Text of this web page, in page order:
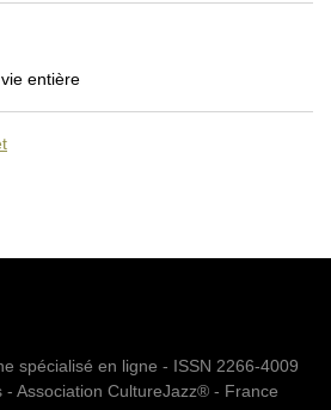
entière
spécialisé en ligne - ISSN 2266-4009
- Association CultureJazz® - France